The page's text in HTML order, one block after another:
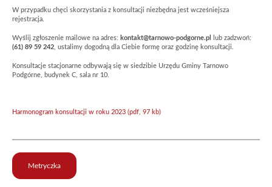
W przypadku chęci skorzystania z konsultacji niezbędna jest wcześniejsza
rejestracja.
Wyślij zgłoszenie mailowe na adres: kontakt@tarnowo-podgorne.pl
lub zadzwoń:
(61) 89 59 242 , ustalimy dogodną dla Ciebie formę oraz godzinę konsultacji.
Konsultacje stacjonarne odbywają się w siedzibie Urzędu Gminy Tarnowo
Podgórne, budynek C, sala nr 10.
Harmonogram konsultacji w roku 2023 (pdf, 97 kb)
Metryczka